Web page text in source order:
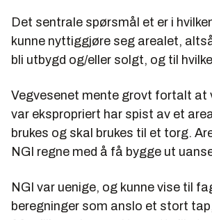
Det sentrale spørsmål et er i
kunne nyttiggjøre seg arealet,
bli utbygd og/eller solgt, og til
Vegvesenet mente grovt fortalt at
var ekspropriert har spist av et
brukes og skal brukes til et torg.
NGI regne med å få bygge ut
NGI var uenige, og kunne vise til
beregninger som anslo et stort